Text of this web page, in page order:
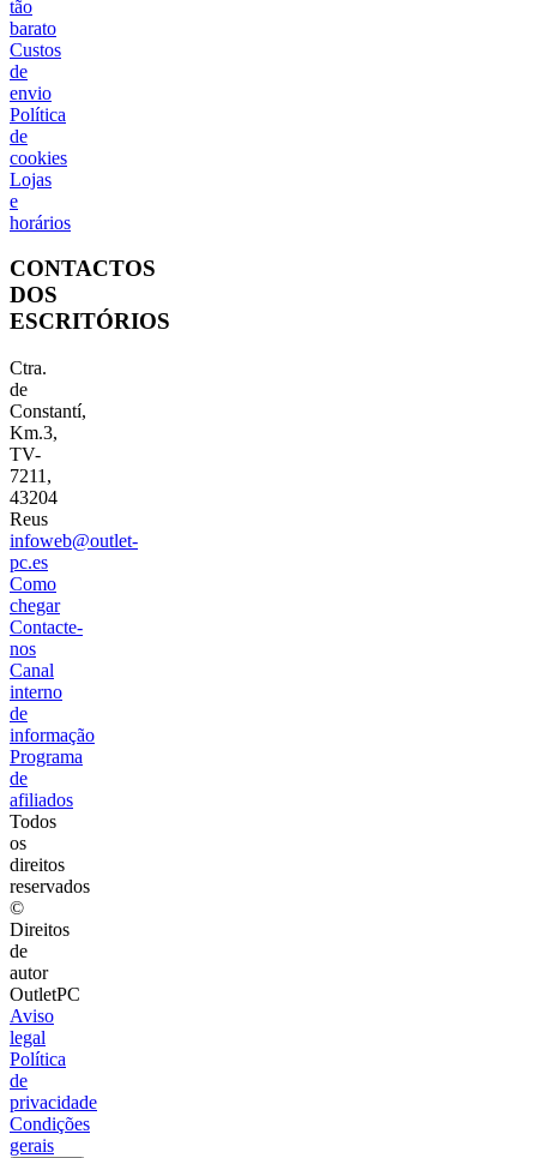
tão
barato
Custos
de
envio
Política
de
cookies
Lojas
e
horários
CONTACTOS
DOS
ESCRITÓRIOS
Ctra.
de
Constantí,
Km.3,
TV-
7211,
43204
Reus
infoweb@outlet-
pc.es
Como
chegar
Contacte-
nos
Canal
interno
de
informação
Programa
de
afiliados
Todos
os
direitos
reservados
©
Direitos
de
autor
OutletPC
Aviso
legal
Política
de
privacidade
Condições
gerais